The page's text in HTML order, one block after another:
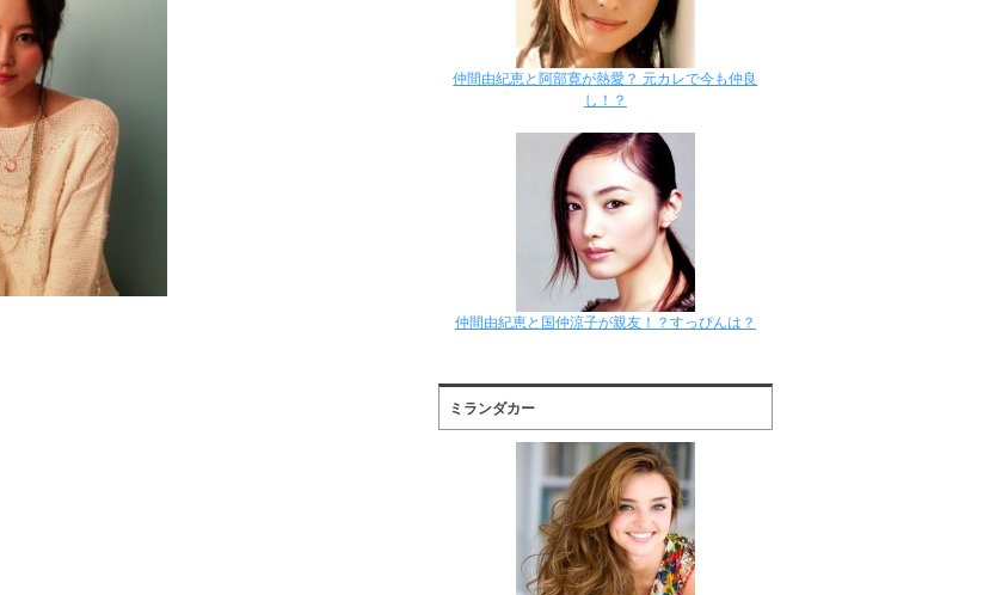
仲間由紀恵と阿部寛が熱愛？ 元カレで今も仲良
し！？
仲間由紀恵と国仲涼子が親友！？すっぴんは？
ミランダカー